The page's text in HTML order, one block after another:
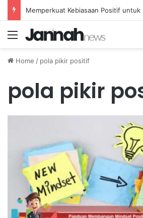
Menu
Home / pola pikir positif
pola pikir